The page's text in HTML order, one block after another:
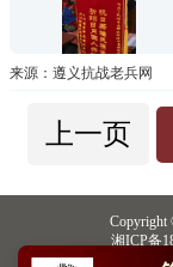
来源：遵义抗战老兵网
上一页
Copyright
湘ICP备
中央网信办违法和不